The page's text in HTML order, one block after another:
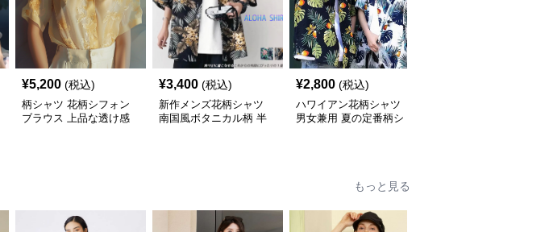
¥5,200 (税込)
柄シャツ 花柄シフォン
ブラウス 上品な透け感
¥3,400 (税込)
新作メンズ花柄シャツ
南国風ボタニカル柄 半
¥2,800 (税込)
ハワイアン花柄シャツ
男女兼用 夏の定番柄シ
もっと見る